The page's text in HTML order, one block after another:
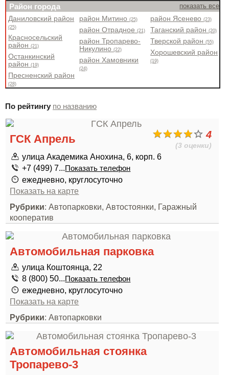
Район города показать все
Даниловский район
(25)
Красносельский
район(21)
Останкинский
район(19)
Пресненский район
(28)
район Митино(25)
район Отрадное(21)
район Тропарево-
Никулино(22)
район Хамовники
(24)
район Ясенево(23)
Таганский район(20)
Тверской район(55)
Хорошевский район
(19)
По рейтингу по названию
4
(3 оценки)
ГCК Апрель
улица Академика Анохина, 6, корп. 6
+7 (499) 7...Показать телефон
ежедневно, круглосуточно
Показать на карте
Рубрики: Автопарковки, Автостоянки, Гаражный
кооператив
Автомобильная парковка
улица Коштоянца, 22
8 (800) 50...Показать телефон
ежедневно, круглосуточно
Показать на карте
Рубрики: Автопарковки
Автомобильная стоянка
Тропарево-3